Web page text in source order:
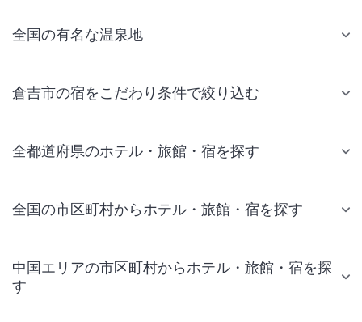
全国の有名な温泉地
倉吉市の宿をこだわり条件で絞り込む
全都道府県のホテル・旅館・宿を探す
全国の市区町村からホテル・旅館・宿を探す
中国エリアの市区町村からホテル・旅館・宿を探
す